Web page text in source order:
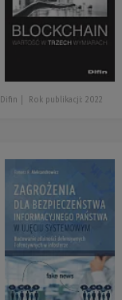
Difin Rok publikacji: 2022